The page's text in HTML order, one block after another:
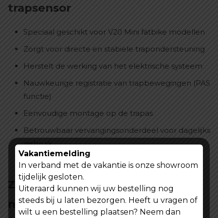
trapsensor
Speciaal geschikt voor V20 Mini fatbike modellen
Zorgt voor directe en stabiele trapondersteuning
Herstelt de werking van het elektrische systeem
Nauwkeurige registratie van trapbewegingen (PAS
functie)
Eenvoudige montage op de trapas
Betrouwbaar vervangingsonderdeel voor dagelijks
gebruik
Verbeterde rijervaring zonder haperingen
Zorg voor een soepele en
natuurlijke rijervaring
Vakantiemelding
In verband met de vakantie is onze showroom
tijdelijk gesloten.
Uiteraard kunnen wij uw bestelling nog
steeds bij u laten bezorgen. Heeft u vragen of
wilt u een bestelling plaatsen? Neem dan